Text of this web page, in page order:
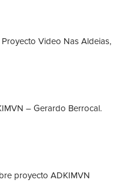
Video Nas Aldeias,
– Gerardo Berrocal.
proyecto ADKIMVN